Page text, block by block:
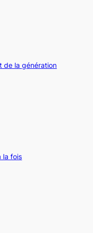
de la génération
la fois